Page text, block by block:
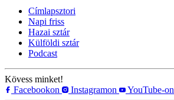
Címlapsztori
Napi friss
Hazai sztár
Külföldi sztár
Podcast
Kövess minket!
Facebookon
Instagramon YouTube-on